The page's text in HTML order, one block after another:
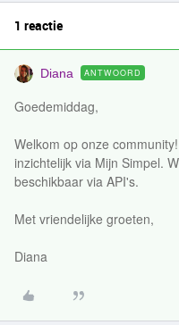
1 reactie
Diana ANTWOORD
Goedemiddag,
Welkom op onze
inzichtelijk via Mijn Simpel.
beschikbaar via API's.
Met vriendelijke groeten,
Diana